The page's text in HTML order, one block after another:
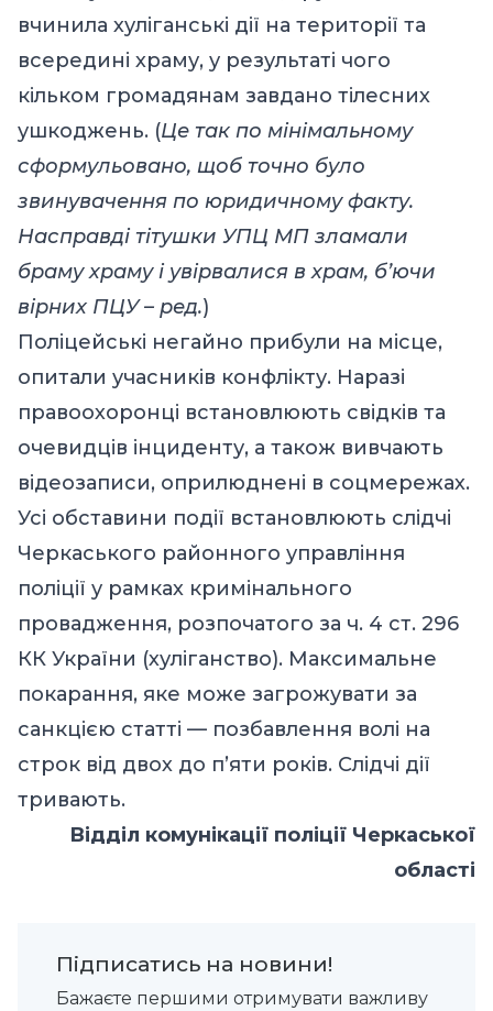
вчинила хуліганські дії на території та
всередині храму, у результаті чого
кільком громадянам завдано тілесних
ушкоджень. (Це так по мінімальному
сформульовано, щоб точно було
звинувачення по юридичному факту.
Насправді тітушки УПЦ МП зламали
браму храму і увірвалися в храм, б’ючи
вірних ПЦУ – ред.)
Поліцейські негайно прибули на місце,
опитали учасників конфлікту. Наразі
правоохоронці встановлюють свідків та
очевидців інциденту, а також вивчають
відеозаписи, оприлюднені в соцмережах.
Усі обставини події встановлюють слідчі
Черкаського районного управління
поліції у рамках кримінального
провадження, розпочатого за ч. 4 ст. 296
КК України (хуліганство). Максимальне
покарання, яке може загрожувати за
санкцією статті — позбавлення волі на
строк від двох до п’яти років. Слідчі дії
тривають.
Відділ комунікації поліції Черкаської
області
Підписатись на новини!
Бажаєте першими отримувати важливу